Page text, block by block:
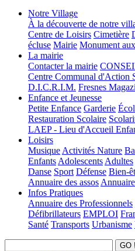
Notre Village
À la découverte de notre
Centre de Loisirs Cimetière
écluse Mairie Monument
La mairie
Contacter la mairie
Centre Communal d'Action
D.I.C.R.I.M. Fresnes
Enfance et Jeunesse
Petite Enfance Garderie
Restauration Scolaire
LAEP - Lieu d'Accueil
Loisirs
MusiqueActivités Nature
EnfantsAdolescentsAdultes
Danse Sport Défense Bien-
Annuaire des assos
Infos Pratiques
Annuaire des Professionnels
Défibrillateurs EMPLOI
Santé Transports Urbanisme